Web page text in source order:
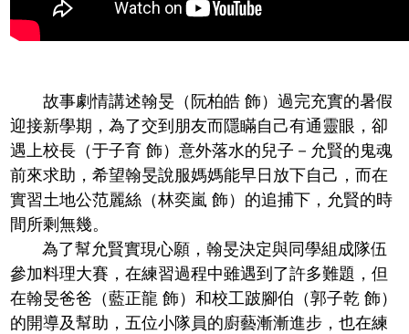
故事劇情講述翰旻（阮柏皓 飾）過完充實的暑假
迎接新學期，為了交到朋友而隱瞞自己有通靈眼，卻
遇上校長（于子育 飾）意外落水的兒子－允賢的鬼魂
前來求助，希望翰旻說服媽媽能早日放下自己，而在
實習土地公范麗絲（林奕嵐 飾）的追捕下，允賢的時
間所剩無幾。
為了幫允賢實現心願，翰旻決定與同學組成隊伍
參加料理大賽，在練習過程中雖遇到了許多難題，但
在翰旻爸爸（藍正龍 飾）和校工跛腳伯（郭子乾 飾）
的開導及幫助，五位小隊員的廚藝漸漸進步，也在練